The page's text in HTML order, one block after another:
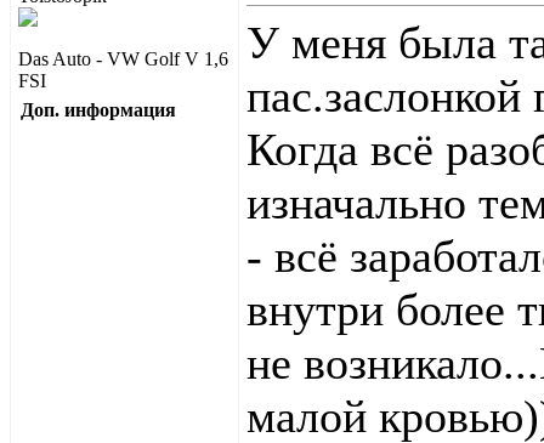
Das Auto - VW Golf V 1,6
FSI
Доп. информация
У меня была
пас.заслонкой
Когда всё
изначально
- всё
внутри более
не
малой